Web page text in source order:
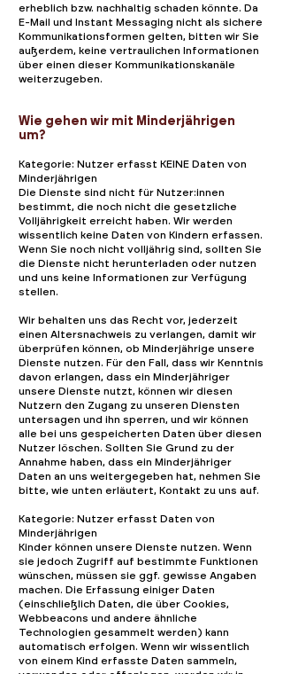
erheblich bzw. nachhaltig schaden könnte. Da
E-Mail und Instant Messaging nicht als sichere
Kommunikationsformen gelten, bitten wir Sie
außerdem, keine vertraulichen Informationen
über einen dieser Kommunikationskanäle
weiterzugeben.
Wie gehen wir mit Minderjährigen
um?
Kategorie: Nutzer erfasst KEINE Daten von
Minderjährigen
Die Dienste sind nicht für Nutzer:innen
bestimmt, die noch nicht die gesetzliche
Volljährigkeit erreicht haben. Wir werden
wissentlich keine Daten von Kindern erfassen.
Wenn Sie noch nicht volljährig sind, sollten Sie
die Dienste nicht herunterladen oder nutzen
und uns keine Informationen zur Verfügung
stellen.
Wir behalten uns das Recht vor, jederzeit
einen Altersnachweis zu verlangen, damit wir
überprüfen können, ob Minderjährige unsere
Dienste nutzen. Für den Fall, dass wir Kenntnis
davon erlangen, dass ein Minderjähriger
unsere Dienste nutzt, können wir diesen
Nutzern den Zugang zu unseren Diensten
untersagen und ihn sperren, und wir können
alle bei uns gespeicherten Daten über diesen
Nutzer löschen. Sollten Sie Grund zu der
Annahme haben, dass ein Minderjähriger
Daten an uns weitergegeben hat, nehmen Sie
bitte, wie unten erläutert, Kontakt zu uns auf.
Kategorie: Nutzer erfasst Daten von
Minderjährigen
Kinder können unsere Dienste nutzen. Wenn
sie jedoch Zugriff auf bestimmte Funktionen
wünschen, müssen sie ggf. gewisse Angaben
machen. Die Erfassung einiger Daten
(einschließlich Daten, die über Cookies,
Webbeacons und andere ähnliche
Technologien gesammelt werden) kann
automatisch erfolgen. Wenn wir wissentlich
von einem Kind erfasste Daten sammeln,